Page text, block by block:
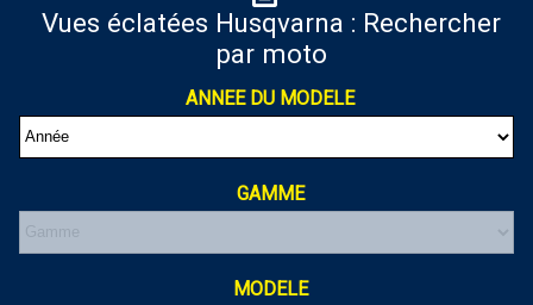
Panier
Votre panier est vide
Vues éclatées Husqvarna : Rechercher
par moto
ANNEE DU MODELE
GAMME
MODELE